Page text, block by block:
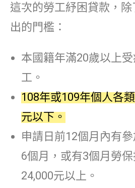
這次的勞工紓困貸款，
出的門檻：
本國籍年滿20歲以上
工。
108年或109年個人各
元以下。
申請日前12個月內有
6個月，或有3個月勞
24,000元以上。